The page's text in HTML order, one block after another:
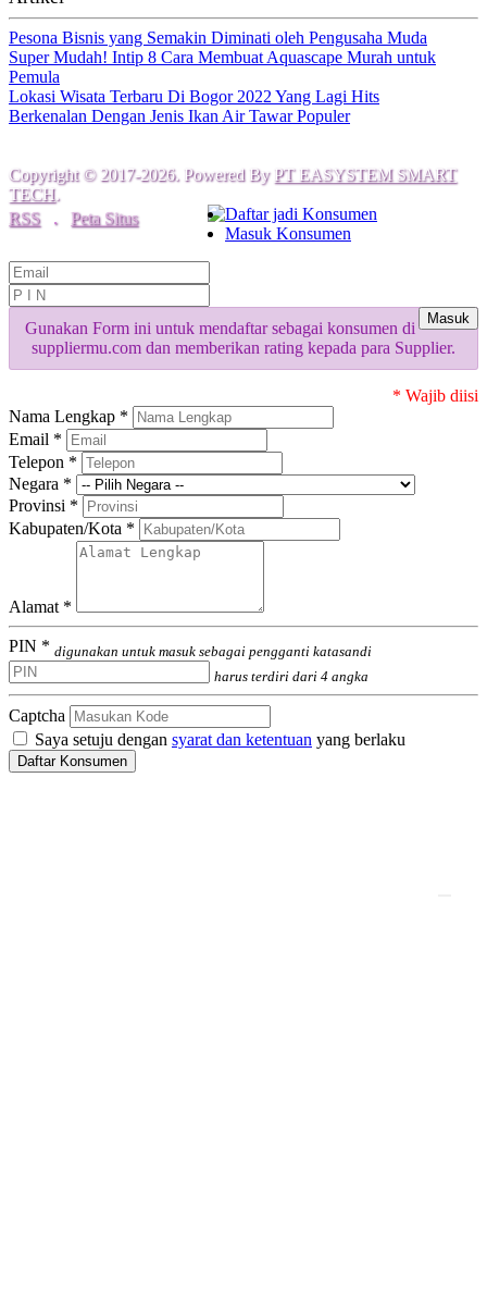
Pesona Bisnis yang Semakin Diminati oleh Pengusaha Muda
Super Mudah! Intip 8 Cara Membuat Aquascape Murah untuk
Pemula
Lokasi Wisata Terbaru Di Bogor 2022 Yang Lagi Hits
Berkenalan Dengan Jenis Ikan Air Tawar Populer
Copyright © 2017-2026. Powered By PT EASYSTEM SMART
TECH.
RSS
. Peta Situs
Daftar jadi Konsumen
Masuk Konsumen
Masuk
Gunakan Form ini untuk mendaftar sebagai konsumen di
suppliermu.com dan memberikan rating kepada para Supplier.
* Wajib diisi
Nama Lengkap *
Email *
Telepon *
Negara *
Provinsi *
Kabupaten/Kota *
Alamat *
PIN * digunakan untuk masuk sebagai pengganti katasandi
harus terdiri dari 4 angka
Captcha
Saya setuju dengan syarat dan ketentuan yang berlaku
Daftar Konsumen